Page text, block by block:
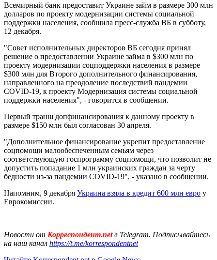
Всемирный банк предоставит Украине займ в размере 300 млн
долларов по проекту модернизации системы социальной
поддержки населения, сообщила пресс-служба ВБ в субботу,
12 декабря.
"Совет исполнительных директоров ВБ сегодня принял
решение о предоставлении Украине займа в $300 млн по
проекту модернизации соцподдержки населения в размере
$300 млн для Второго дополнительного финансирования,
направленного на преодоление последствий пандемии
COVID-19, к проекту Модернизация системы социальной
поддержки населения", - говорится в сообщении.
Первый транш допфинансирования к данному проекту в
размере $150 млн был согласован 30 апреля.
"Дополнительное финансирование укрепит предоставление
соцпомощи малообеспеченным семьям через
соответствующую госпрограмму соцпомощи, что позволит не
допустить попадание 1 млн украинских граждан за черту
бедности из-за пандемии COVID-19", - указано в сообщении.
Напомним, 9 декабря Украина взяла в кредит 600 млн евро у
Еврокомиссии.
Новости от Корреспондент.netв Telegram. Подписывайтесь
на наш канал https://t.me/korrespondentnet